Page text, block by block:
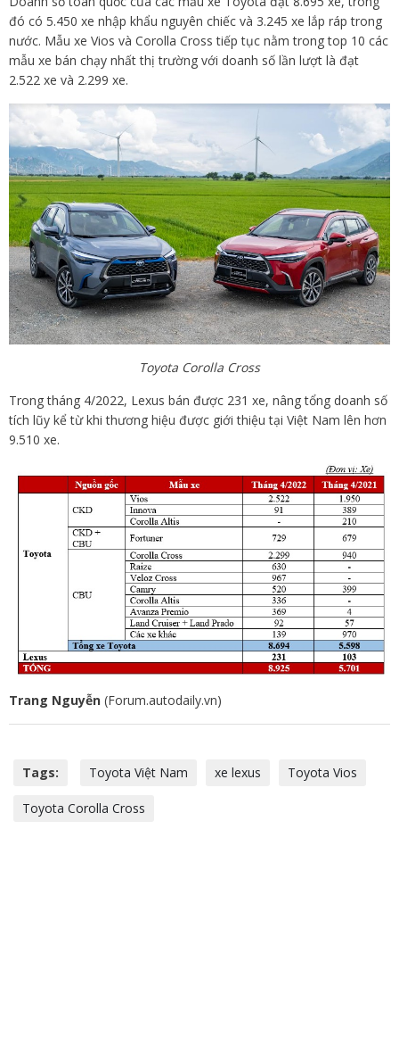
đó có 5.450 xe nhập khẩu nguyên chiếc và 3.245 xe lắp ráp trong
nước. Mẫu xe Vios và Corolla Cross tiếp tục nằm trong top 10 các
mẫu xe bán chạy nhất thị trường với doanh số lần lượt là đạt
2.522 xe và 2.299 xe.
Toyota Corolla Cross
Trong tháng 4/2022, Lexus bán được 231 xe, nâng tổng doanh số
tích lũy kể từ khi thương hiệu được giới thiệu tại Việt Nam lên hơn
9.510 xe.
Trang Nguyễn (Forum.autodaily.vn)
Tags: Toyota Việt Nam xe lexus Toyota Vios
Toyota Corolla Cross